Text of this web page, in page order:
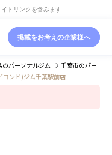
トリンクを含みます
掲載をお考えの企業様へ
のパーソナルジム 千葉市のパー
ヨンド)ジム千葉駅前店